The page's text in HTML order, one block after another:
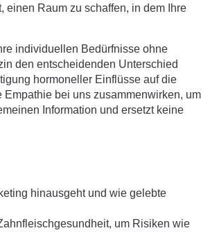
einen Raum zu schaffen, in dem Ihre
individuellen Bedürfnisse ohne
den entscheidenden Unterschied
hormoneller Einflüsse auf die
bei uns zusammenwirken, um
Information und ersetzt keine
hinausgeht und wie gelebte
um Risiken wie